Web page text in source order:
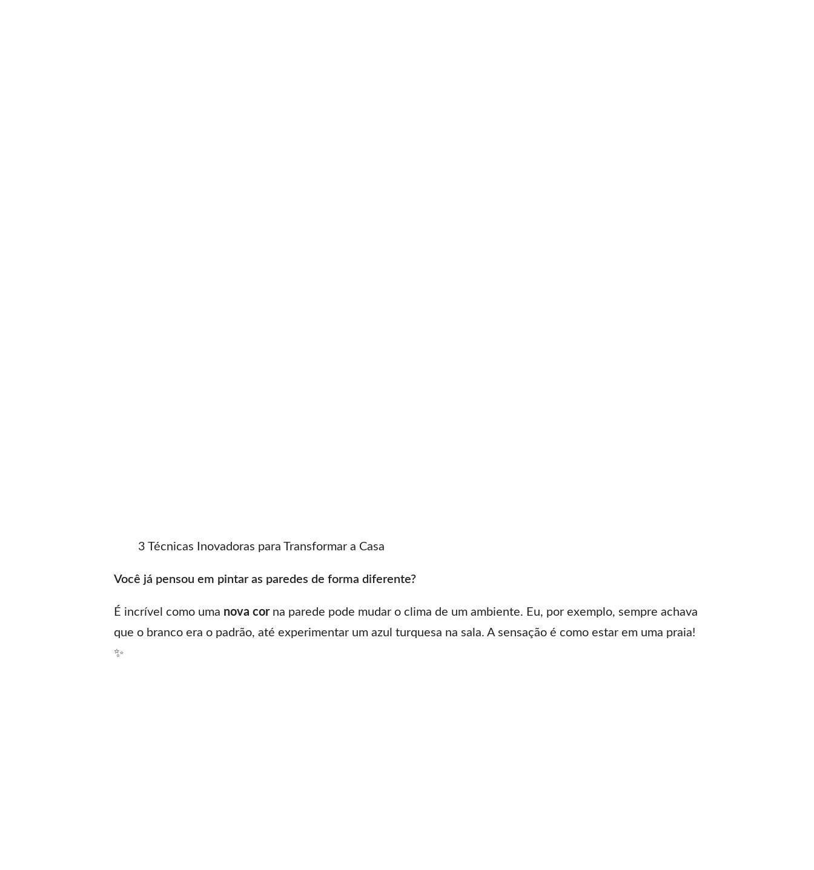
3 Técnicas Inovadoras para Transformar a Casa
Você já pensou em pintar as paredes de forma diferente?
É incrível como uma nova corna parede pode mudar o clima de um ambiente. Eu, por exemplo, sempre achava
que o branco era o padrão, até experimentar um azul turquesa na sala. A sensação é como estar em uma praia!
✨